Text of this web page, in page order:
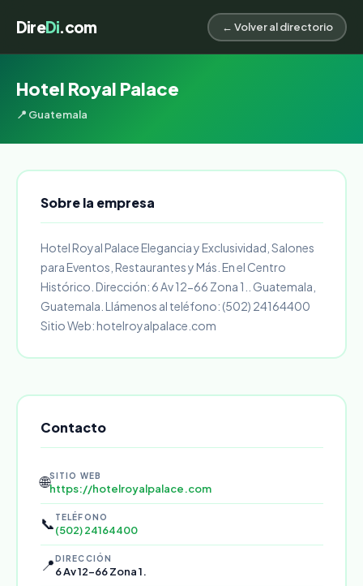
DireDi.com ← Volver al directorio
Hotel Royal Palace
📍 Guatemala
Sobre la empresa
Hotel Royal Palace Elegancia y Exclusividad, Salones
para Eventos, Restaurantes y Más. En el Centro
Histórico. Dirección: 6 Av 12-66 Zona 1.. Guatemala,
Guatemala. Llámenos al teléfono: (502) 24164400
Sitio Web: hotelroyalpalace.com
Contacto
🌐SITIO WEB
https://hotelroyalpalace.com
📞 TELÉFONO
(502) 24164400
📍DIRECCIÓN
6 Av 12-66 Zona 1.